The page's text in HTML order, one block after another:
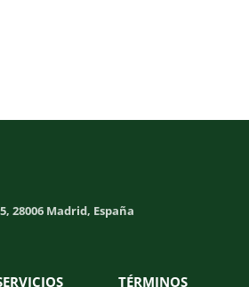
28006 Madrid, España
TÉRMINOS